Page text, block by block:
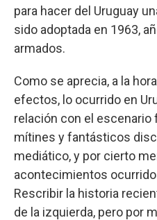
para hacer del Uruguay
sido adoptada en 1963,
armados.
Como se aprecia, a la
efectos, lo ocurrido en
relación con el escenario
mítines y fantásticos
mediático, y por cierto
acontecimientos
Rescribir la historia
de la izquierda, pero por